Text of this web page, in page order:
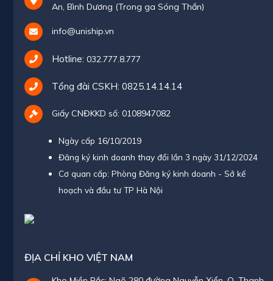
An, Bình Dương (Trong ga Sóng Thần)
info@uniship.vn
Hotline: 032.777.8.777
Tổng đài CSKH: 0825.14.14.14
Giấy CNĐKKD số: 0108947082
Ngày cấp 16/10/2019
Đăng ký kinh doanh thay đổi lần 3 ngày 31/12/2024
Cơ quan cấp: Phòng Đăng ký kinh doanh - Sở kế
hoạch và đầu tư TP Hà Nội
ĐỊA CHỈ KHO VIỆT NAM